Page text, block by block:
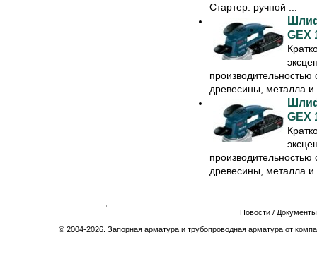
Стартер: ручной ...
GEX
древесины, металла и
GEX
древесины, металла и
Новости / Документы
© 2004-2026. Запорная арматура и трубопроводная арматура от